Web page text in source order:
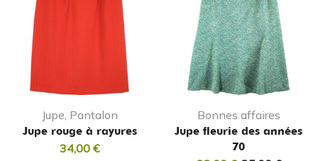
Jupe, Pantalon
Jupe rouge à rayures
34,00 €
Bonnes affaires
Jupe fleurie des années
70